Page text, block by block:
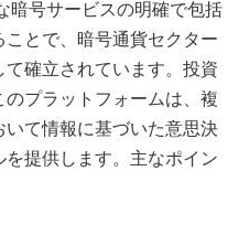
号サービスの明確で包括
とで、暗号通貨セクター
確立されています。投資
プラットフォームは、複
て情報に基づいた意思決
提供します。主なポイン